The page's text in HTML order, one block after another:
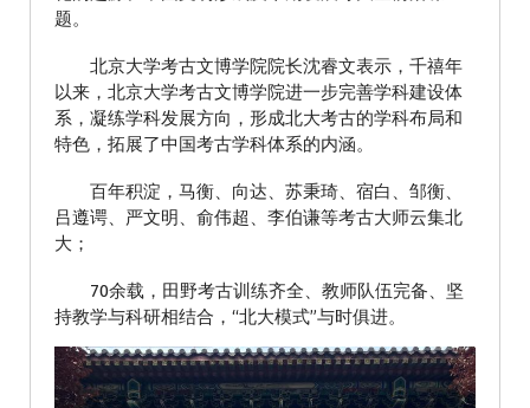
题。
北京大学考古文博学院院长沈睿文表示，千禧年
以来，北京大学考古文博学院进一步完善学科建设体
系，凝练学科发展方向，形成北大考古的学科布局和
特色，拓展了中国考古学科体系的内涵。
百年积淀，马衡、向达、苏秉琦、宿白、邹衡、
吕遵谔、严文明、俞伟超、李伯谦等考古大师云集北
大；
70余载，田野考古训练齐全、教师队伍完备、坚
持教学与科研相结合，“北大模式”与时俱进。